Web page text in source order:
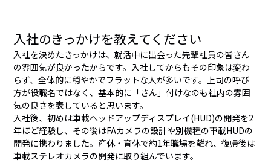
入社のきっかけを教えてください
入社を決めたきっかけは、就活中に出会った先輩社員の皆さん
の雰囲気が良かったからです。入社してからもその印象は変わ
らず、全体的に穏やかでフラットな人が多いです。上司の呼び
方が役職名ではなく、基本的に「さん」付けなのも社内の雰囲
気の良さを表していると思います。
入社後、初めは車載ヘッドアップディスプレイ(HUD)の開発を2
年ほど経験し、その後はFAカメラの設計や別機種の車載HUDの
開発に携わりました。産休・育休で約1年職場を離れ、復帰後は
車載ステレオカメラの開発に取り組んでいます。